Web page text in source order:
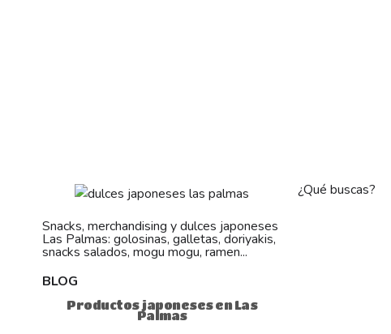
Snacks, merchandising y dulces japoneses
Las Palmas: golosinas, galletas, doriyakis,
snacks salados, mogu mogu, ramen...
BLOG
Productos japoneses en Las
Palmas
¿Qué buscas?